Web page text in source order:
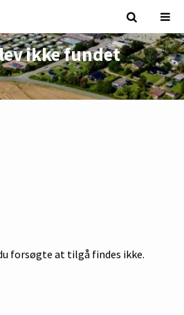
ikke fundet
forsøgte at tilgå findes ikke.